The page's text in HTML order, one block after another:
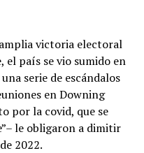
victoria electoral
el país se vio sumido en
serie de escándalos
en Downing
por la covid, que se
le obligaron a dimitir
2022.